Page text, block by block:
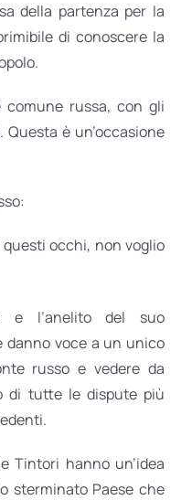
della partenza per la
di conoscere la
russa, con gli
è un’occasione
occhi, non voglio
e l’anelito del suo
danno voce a un unico
russo e vedere da
di tutte le dispute più
Tintori hanno un’idea
sterminato Paese che